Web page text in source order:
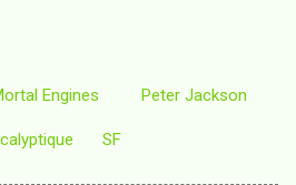
Engines Peter Jackson
SF